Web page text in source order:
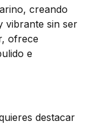
creando
vibrante sin ser
ofrece
e
destacar